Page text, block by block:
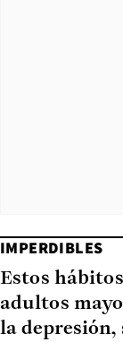
IMPERDIBLES
Estos
adultos
la depresión,